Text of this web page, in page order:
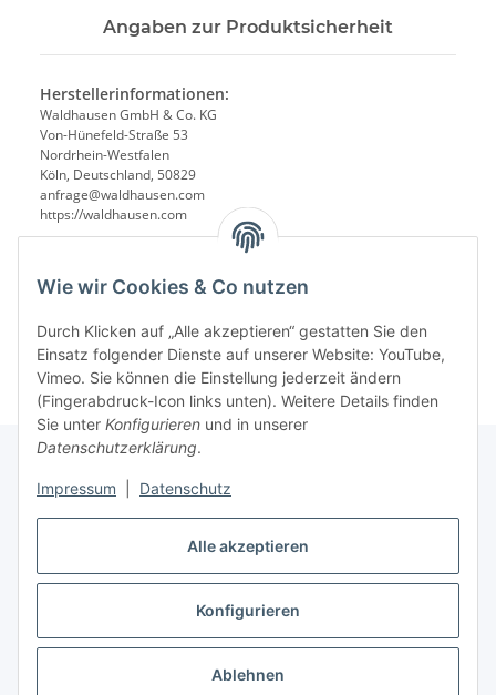
Alle akzeptieren
Konfigurieren
Ablehnen
Wie wir Cookies & Co nutzen
Durch Klicken auf „Alle akzeptieren“ gestatten Sie den
Einsatz folgender Dienste auf unserer Website: YouTube,
Vimeo. Sie können die Einstellung jederzeit ändern
(Fingerabdruck-Icon links unten). Weitere Details finden
Sie unter Konfigurieren und in unserer
Datenschutzerklärung.
Impressum Datenschutz
Angaben zur Produktsicherheit
Herstellerinformationen:
Waldhausen GmbH & Co. KG
Von-Hünefeld-Straße 53
Nordrhein-Westfalen
Köln, Deutschland, 50829
anfrage@waldhausen.com
https://waldhausen.com
Gesetzliche Informationen